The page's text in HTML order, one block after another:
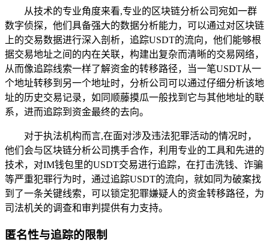
从技术的专业角度来看,专业的区块链分析公司宛如一群
数字侦探，他们具备强大的数据分析能力，可以通过对区块链
上的交易数据进行深入剖析，追踪USDT的流向，他们能够根
据交易地址之间的内在关联，构建出复杂而清晰的交易网络，
从而像追踪线索一样了解资金的转移路径，当一笔USDT从一
个地址转移到另一个地址时，分析公司可以通过仔细分析该地
址的历史交易记录，如同顺藤摸瓜一般找到它与其他地址的联
系，进而追踪到资金最终的去向。
对于执法机构而言,在面对涉及违法犯罪活动的情况时，
他们会与区块链分析公司携手合作，利用专业的工具和先进的
技术，对IM钱包里的USDT交易进行追踪，在打击洗钱、诈骗
等严重犯罪行为时，通过追踪USDT的流向，就如同为破案找
到了一条关键线索，可以锁定犯罪嫌疑人的资金转移路径，为
司法机关的调查和审判提供有力支持。
匿名性与追踪的限制